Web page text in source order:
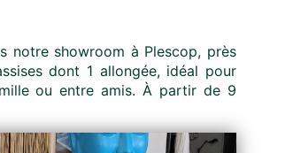
notre showroom à Plescop, près
dont 1 allongée, idéal pour
ou entre amis. À partir de 9